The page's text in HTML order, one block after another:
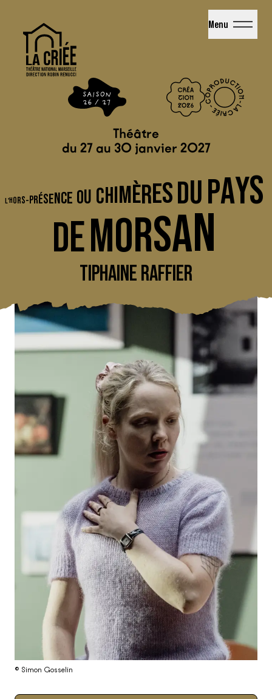
Menu
Théâtre
du 27 au 30 janvier 2027
L'H O RS- PRÉSEN CE OU CH M ÈRES DU PAYS
DE MORSAN
TIPHAINE RAFFIER
© Simon Gosselin